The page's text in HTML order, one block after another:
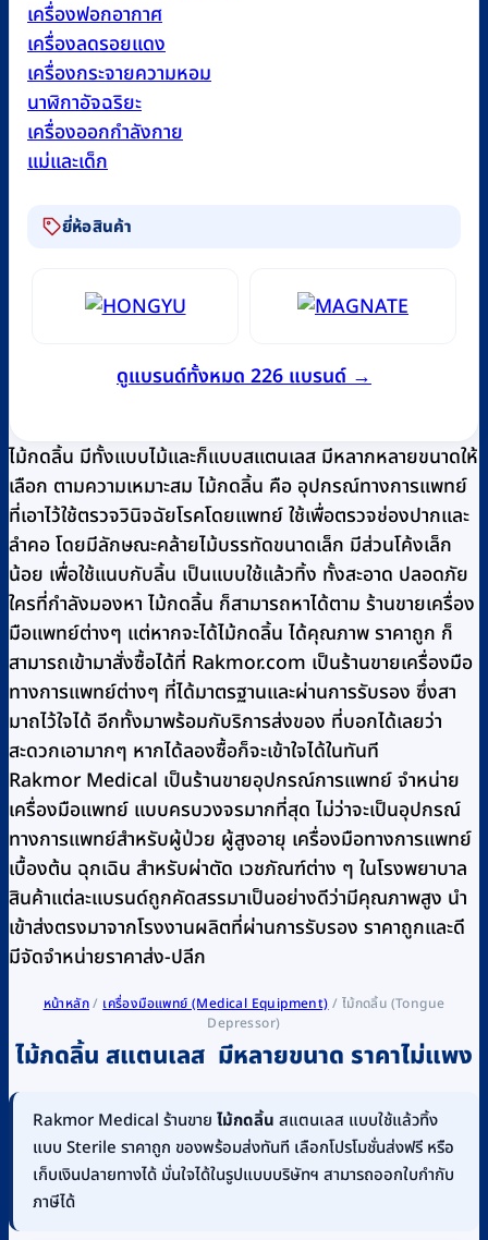
เครื่องฟอกอากาศ
เครื่องลดรอยแดง
เครื่องกระจายความหอม
นาฬิกาอัจฉริยะ
เครื่องออกกำลังกาย
แม่และเด็ก
ยี่ห้อสินค้า
ดูแบรนด์ทั้งหมด 226 แบรนด์ →
หน้าหลัก/ เครื่องมือแพทย์ (Medical Equipment) / ไม้กดลิ้น (Tongue
Depressor)
ไม้กดลิ้น สแตนเลส มีหลายขนาด ราคาไม่แพง
Rakmor Medical ร้านขาย ไม้กดลิ้น สแตนเลส แบบใช้แล้วทิ้ง
แบบ Sterile ราคาถูก ของพร้อมส่งทันที เลือกโปรโมชั่นส่งฟรี หรือ
เก็บเงินปลายทางได้ มั่นใจได้ในรูปแบบบริษัทฯ สามารถออกใบกำกับ
ภาษีได้
ไม้กดลิ้น มีทั้งแบบไม้และก็แบบสแตนเลส มีหลากหลายขนาดให้
เลือก ตามความเหมาะสม ไม้กดลิ้น คือ อุปกรณ์ทางการแพทย์
ที่เอาไว้ใช้ตรวจวินิจฉัยโรคโดยแพทย์ ใช้เพื่อตรวจช่องปากและ
ลำคอ โดยมีลักษณะคล้ายไม้บรรทัดขนาดเล็ก มีส่วนโค้งเล็ก
น้อย เพื่อใช้แนบกับลิ้น เป็นแบบใช้แล้วทิ้ง ทั้งสะอาด ปลอดภัย
ใครที่กำลังมองหา ไม้กดลิ้น ก็สามารถหาได้ตาม ร้านขายเครื่อง
มือแพทย์ต่างๆ แต่หากจะได้ไม้กดลิ้น ได้คุณภาพ ราคาถูก ก็
สามารถเข้ามาสั่งซื้อได้ที่ Rakmor.com เป็นร้านขายเครื่องมือ
ทางการแพทย์ต่างๆ ที่ได้มาตรฐานและผ่านการรับรอง ซึ่งสา
มาถไว้ใจได้ อีกทั้งมาพร้อมกับริการส่งของ ที่บอกได้เลยว่า
สะดวกเอามากๆ หากได้ลองซื้อก็จะเข้าใจได้ในทันที
Rakmor Medical เป็นร้านขายอุปกรณ์การแพทย์ จำหน่าย
เครื่องมือแพทย์ แบบครบวงจรมากที่สุด ไม่ว่าจะเป็นอุปกรณ์
ทางการแพทย์สำหรับผู้ป่วย ผู้สูงอายุ เครื่องมือทางการแพทย์
เบื้องต้น ฉุกเฉิน สำหรับผ่าตัด เวชภัณฑ์ต่าง ๆ ในโรงพยาบาล
สินค้าแต่ละแบรนด์ถูกคัดสรรมาเป็นอย่างดีว่ามีคุณภาพสูง นำ
เข้าส่งตรงมาจากโรงงานผลิตที่ผ่านการรับรอง ราคาถูกและดี
มีจัดจำหน่ายราคาส่ง-ปลีก